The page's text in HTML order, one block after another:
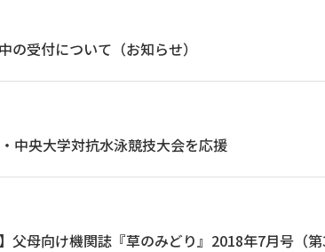
の受付について（お知らせ）
中央大学対抗水泳競技大会を応援
父母向け機関誌『草のみどり』2018年7月号（